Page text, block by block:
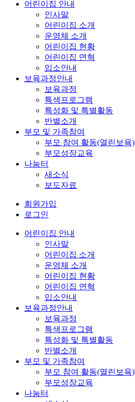
어린이집 안내
인사말
어린이집 소개
운영체 소개
어린이집 현황
어린이집 연혁
입소안내
보육과정안내
보육과정
특색프로그램
특성화 및 특별활동
반별소개
부모 및 가족참여
부모 참여 활동(열린보육)
부모성장교육
나눔터
새소식
보도자료
회원가입
로그인
어린이집 안내
인사말
어린이집 소개
운영체 소개
어린이집 현황
어린이집 연혁
입소안내
보육과정안내
보육과정
특색프로그램
특성화 및 특별활동
반별소개
부모 및 가족참여
부모 참여 활동(열린보육)
부모성장교육
나눔터